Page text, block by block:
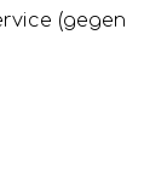
(gegen